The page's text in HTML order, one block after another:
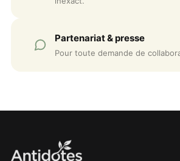
Partenariat & presse
Pour toute demande de